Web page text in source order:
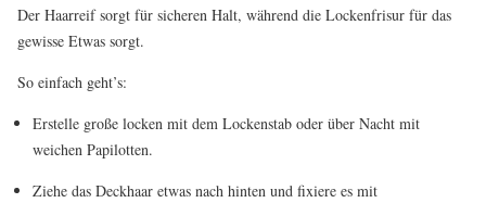
Der Haarreif sorgt für sicheren Halt, während die Lockenfrisur für das
gewisse Etwas sorgt.
So einfach geht’s:
Erstelle große locken mit dem Lockenstab oder über Nacht mit
weichen Papilotten.
Ziehe das Deckhaar etwas nach hinten und fixiere es mit